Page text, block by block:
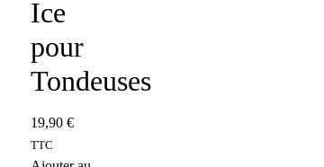
Ice
pour
Tondeuses
19,90 €
TTC